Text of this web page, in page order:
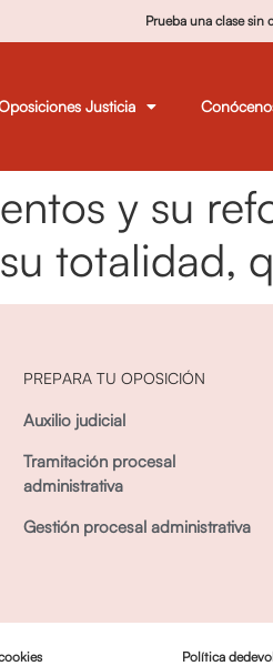
Prueba una clase sin
Justicia
y su
totalidad,
PREPARA TU OPOSICIÓN
Auxilio judicial
Tramitación procesal
administrativa
Gestión procesal administrativa
Política